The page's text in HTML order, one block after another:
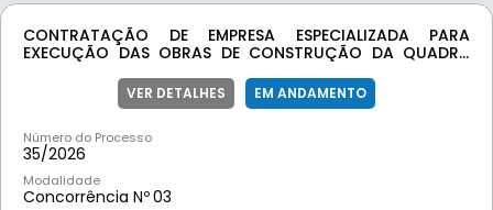
CONTRATAÇÃO DE EMPRESA ESPECIALIZADA PARA
EXECUÇÃO DAS OBRAS DE CONSTRUÇÃO DA QUADRA
DEMANDA DA SECRETARIA DE ESPORTES DO MUNICÍPIO DE
MOEDA-MG DE ACORDO COM O CONTRATO DE REPASSE
VER DETALHES EM ANDAMENTO
Número do Processo
35/2026
Modalidade
Concorrência Nº03